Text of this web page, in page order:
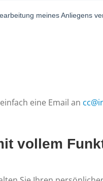
eine Email an
vollem